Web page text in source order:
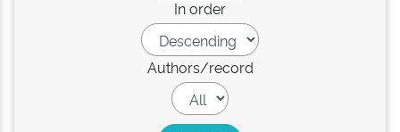
In order
Authors/record